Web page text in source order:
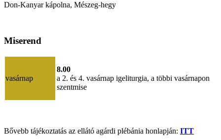
Don-Kanyar kápolna, Mészeg-hegy
Miserend
vasárnap
8.00
a 2. és 4. vasárnap igeliturgia, a többi vasárnapon
szentmise
Bővebb tájékoztatás az ellátó agárdi plébánia honlapján: ITT